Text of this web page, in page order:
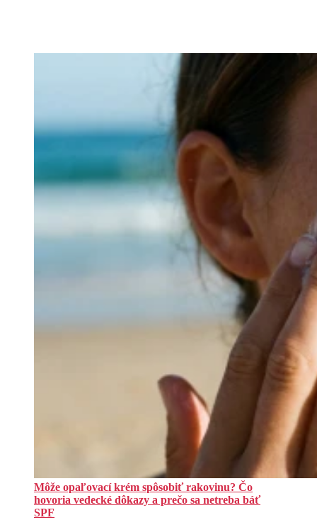
Môže opaľovací krém spôsobiť rakovinu? Čo
hovoria vedecké dôkazy a prečo sa netreba báť
SPF